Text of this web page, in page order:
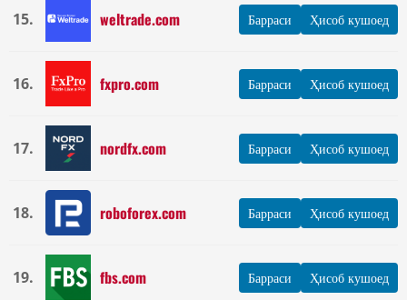
15. weltrade.com Барраси Ҳисоб кушоед
16. fxpro.com Барраси Ҳисоб кушоед
17. nordfx.com Барраси Ҳисоб кушоед
18. roboforex.com Барраси Ҳисоб кушоед
19. fbs.com Барраси Ҳисоб кушоед